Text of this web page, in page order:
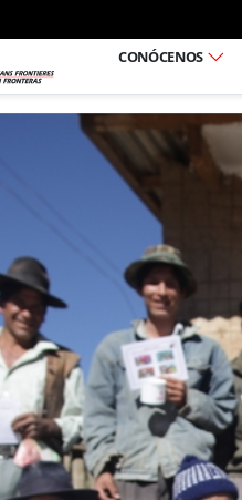
CONÓCENOS